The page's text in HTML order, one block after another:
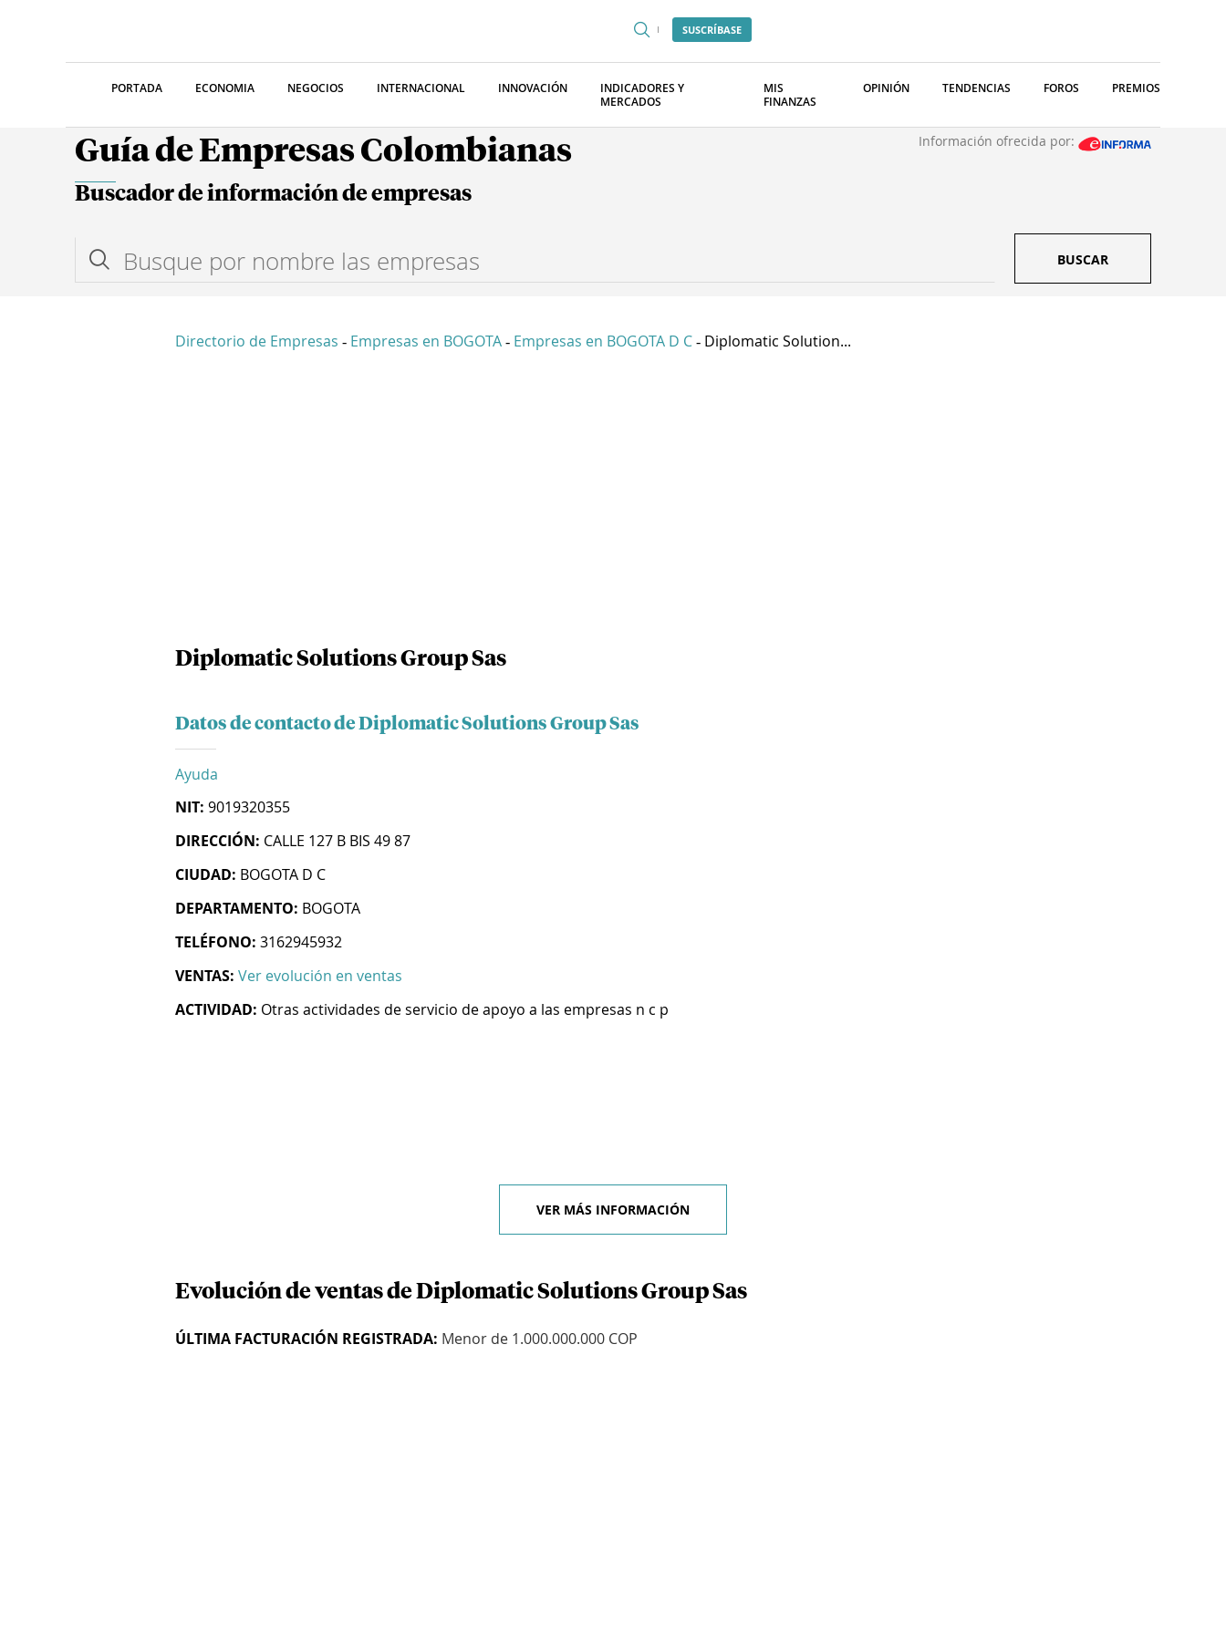
SUSCRÍBASE
PORTADA ECONOMIA NEGOCIOS INTERNACIONAL INNOVACIÓN
INDICADORES Y
MERCADOS
MIS
FINANZAS
OPINIÓN TENDENCIAS FOROS PREMIOS
Guía de Empresas Colombianas Información ofrecida por:
Buscador de información de empresas
BUSCAR
Directorio de Empresas - Empresas en BOGOTA - Empresas en BOGOTA D C - Diplomatic Solution...
Diplomatic Solutions Group Sas
Datos de contacto de Diplomatic Solutions Group Sas
Ayuda
NIT: 9019320355
DIRECCIÓN: CALLE 127 B BIS 49 87
CIUDAD: BOGOTA D C
DEPARTAMENTO: BOGOTA
TELÉFONO: 3162945932
VENTAS: Ver evolución en ventas
ACTIVIDAD: Otras actividades de servicio de apoyo a las empresas n c p
VER MÁS INFORMACIÓN
Evolución de ventas de Diplomatic Solutions Group Sas
ÚLTIMA FACTURACIÓN REGISTRADA: Menor de 1.000.000.000 COP